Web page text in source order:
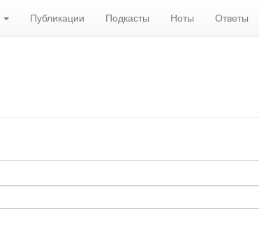
Публикации Подкасты Ноты Ответы